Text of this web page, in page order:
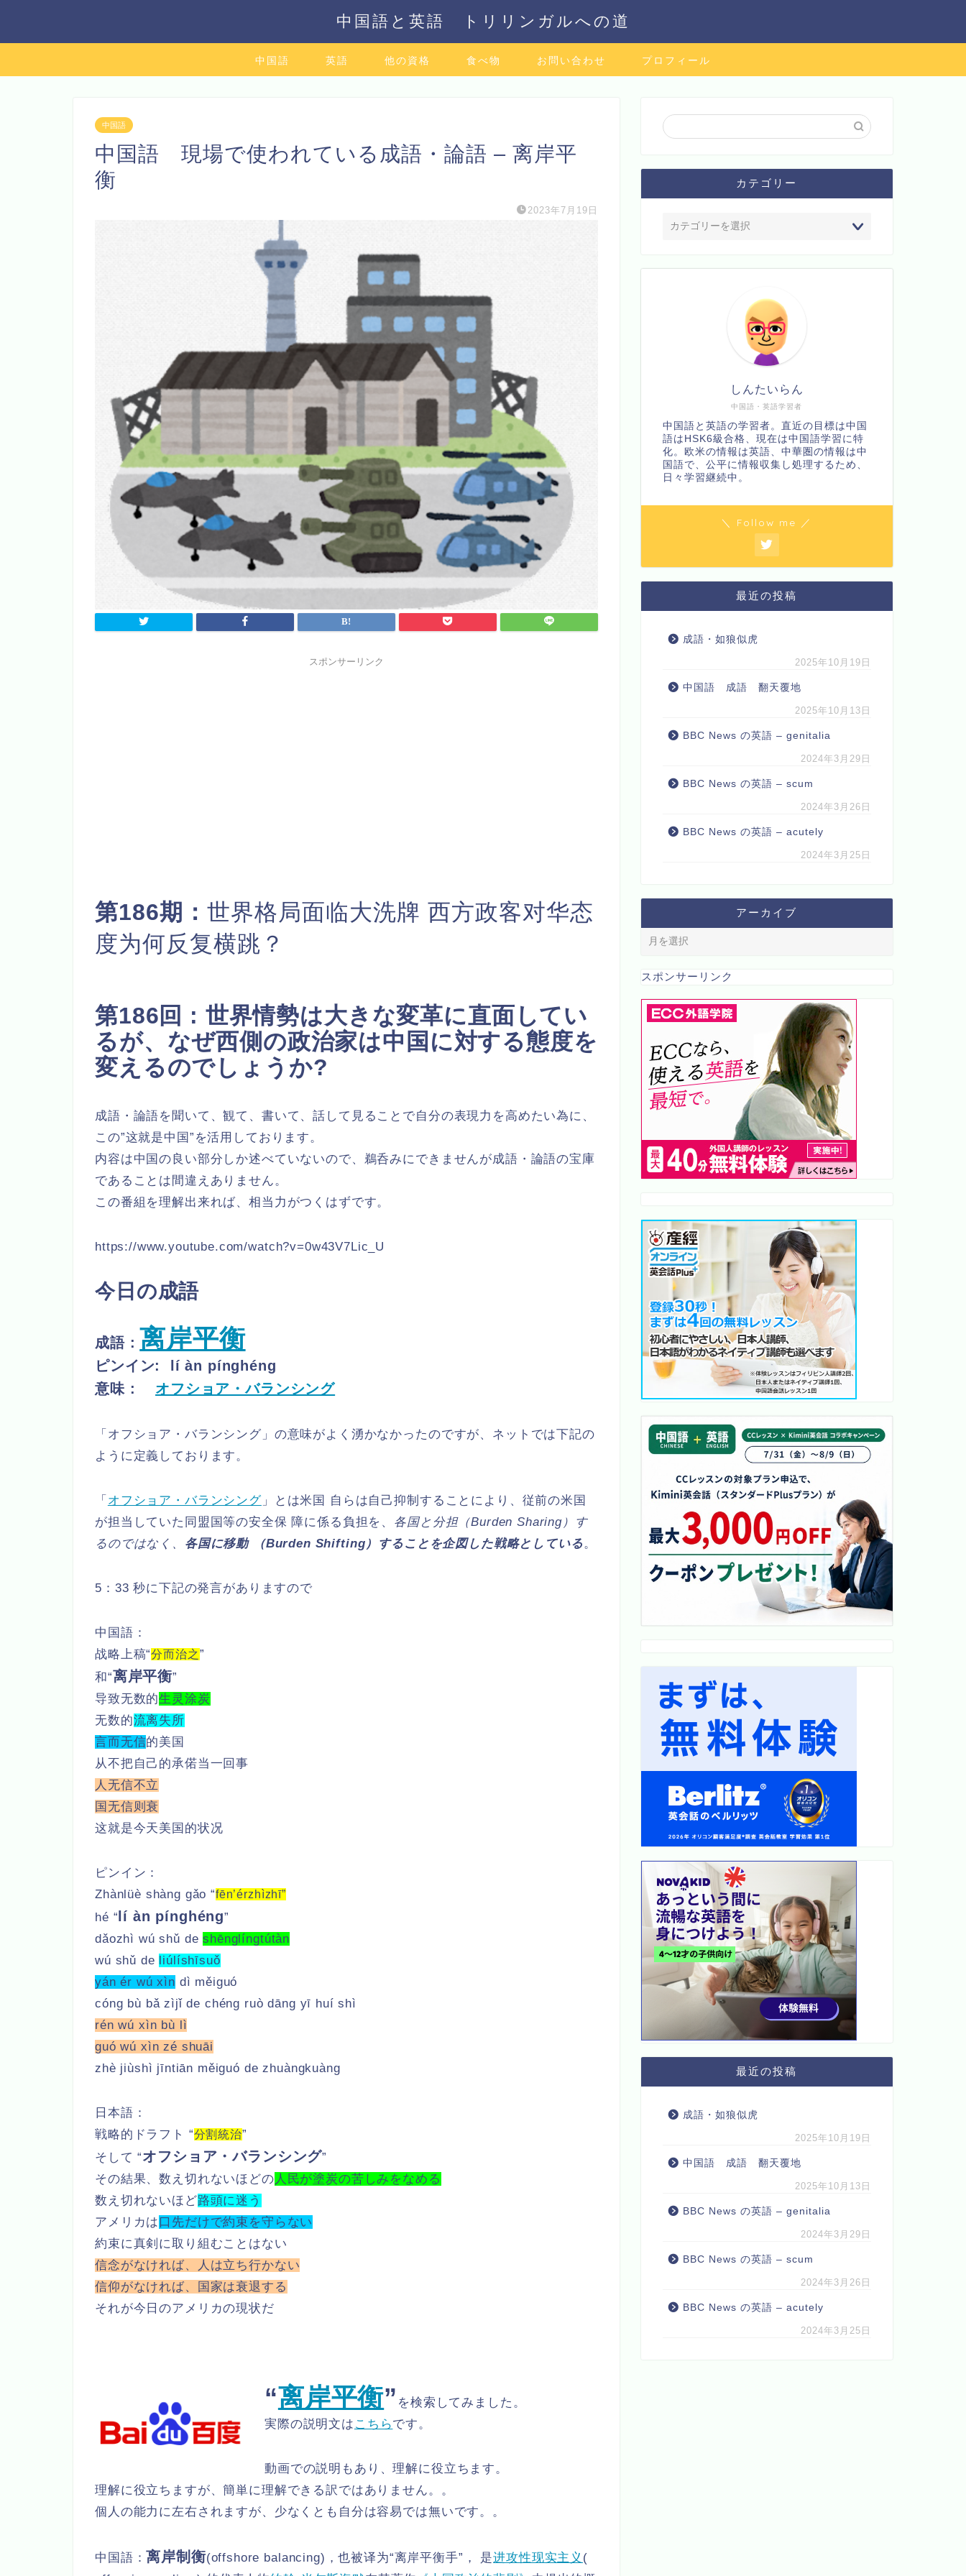
中国語と英語 トリリンガルへの道
中国語 英語 他の資格 食べ物 お問い合わせ プロフィール
中国語
中国語 現場で使われている成語・論語 – 离岸平
衡
2023年7月19日
スポンサーリンク
第186期： 世界格局面临大洗牌 西方政客对华态
度为何反复横跳？
第186回 : 世界情勢は大きな変革に直面してい
るが、なぜ西側の政治家は中国に対する態度を
変えるのでしょうか?
成語・論語を聞いて、観て、書いて、話して見ることで自分の表現力を高めたい為に、
この”这就是中国”を活用しております。
内容は中国の良い部分しか述べていないので、鵜呑みにできませんが成語・論語の宝庫
であることは間違えありません。
この番組を理解出来れば、相当力がつくはずです。
https://www.youtube.com/watch?v=0w43V7Lic_U
今日の成語
成語 : 离岸平衡
ピンイン:
lí àn pínghéng
意味 : オフショア・バランシング
「オフショア・バランシング」の意味がよく湧かなかったのですが、ネットでは下記の
ように定義しております。
「 オフショア・バランシング」とは米国 自らは自己抑制することにより、従前の米国
が担当していた同盟国等の安全保 障に係る負担を、 各国と分担（Burden Sharing）す
るのではなく、 各国に移動 （Burden Shifting）することを企図した戦略としている 。
5：33 秒に下記の発言がありますので
中国語：
战略上稿“分而治之”
和“离岸平衡”
导致无数的生灵涂炭
无数的流离失所
言而无信的美国
从不把自己的承偌当一回事
人无信不立
国无信则衰
这就是今天美国的状况
ピンイン：
Zhànlüè shàng gǎo “fēn’érzhìzhī”
hé “ lí àn pínghéng”
dǎozhì wú shǔ deshēnglíngtútàn
wú shǔ de liúlíshīsuǒ
yán ér wú xìn dì měiguó
cóng bù bǎ zìjǐ de chéng ruò dāng yī huí shì
rén wú xìn bù lì
guó wú xìn zé shuāi
zhè jiùshì jīntiān měiguó de zhuàngkuàng
日本語：
戦略的ドラフト “分割統治”
そして “オフショア・バランシング”
その結果、数え切れないほどの 人民が塗炭の苦しみをなめる
数え切れないほど路頭に迷う
アメリカは口先だけで約束を守らない
約束に真剣に取り組むことはない
信念がなければ、人は立ち行かない
信仰がなければ、国家は衰退する
それが今日のアメリカの現状だ
“离岸平衡” を検索してみました。
実際の説明文は こちらです。
動画での説明もあり、理解に役立ちます。
理解に役立ちますが、簡単に理解できる訳ではありません。。
個人の能力に左右されますが、少なくとも自分は容易では無いです。。
中国語： 离岸制衡(offshore balancing)，也被译为“离岸平衡手”， 是进攻性现实主义 (
カテゴリー
中国語・英語学習者
しんたいらん
中国語と英語の学習者。直近の目標は中国
語はHSK6級合格、現在は中国語学習に特
化。欧米の情報は英語、中華圏の情報は中
国語で、公平に情報収集し処理するため、
日々学習継続中。
＼ Follow me ／
最近の投稿
成語・如狼似虎
2025年10月19日
中国語 成語 翻天覆地
2025年10月13日
BBC News の英語 – genitalia
2024年3月29日
BBC News の英語 – scum
2024年3月26日
BBC News の英語 – acutely
2024年3月25日
アーカイブ
スポンサーリンク
最近の投稿
成語・如狼似虎
2025年10月19日
中国語 成語 翻天覆地
2025年10月13日
BBC News の英語 – genitalia
2024年3月29日
BBC News の英語 – scum
2024年3月26日
BBC News の英語 – acutely
2024年3月25日